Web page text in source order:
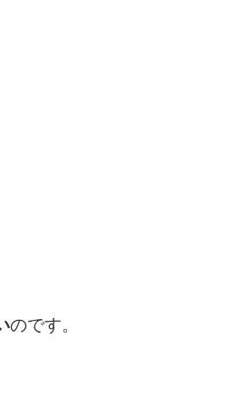
のです。